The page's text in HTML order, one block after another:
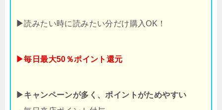
▶読みたい時に読みたい分だけ購入OK！
▶毎日最大50％ポイント還元
▶キャンペーンが多く、ポイントがためやすい